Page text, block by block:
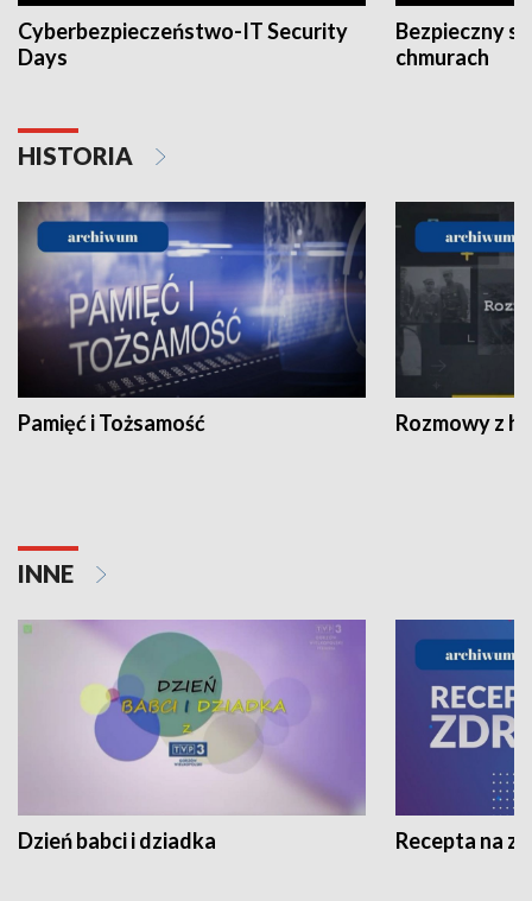
Cyberbezpieczeństwo-IT Security
Days
Bezpieczny
chmurach
HISTORIA
Pamięć i Tożsamość Rozmowy z
INNE
Dzień babci i dziadka Recepta na